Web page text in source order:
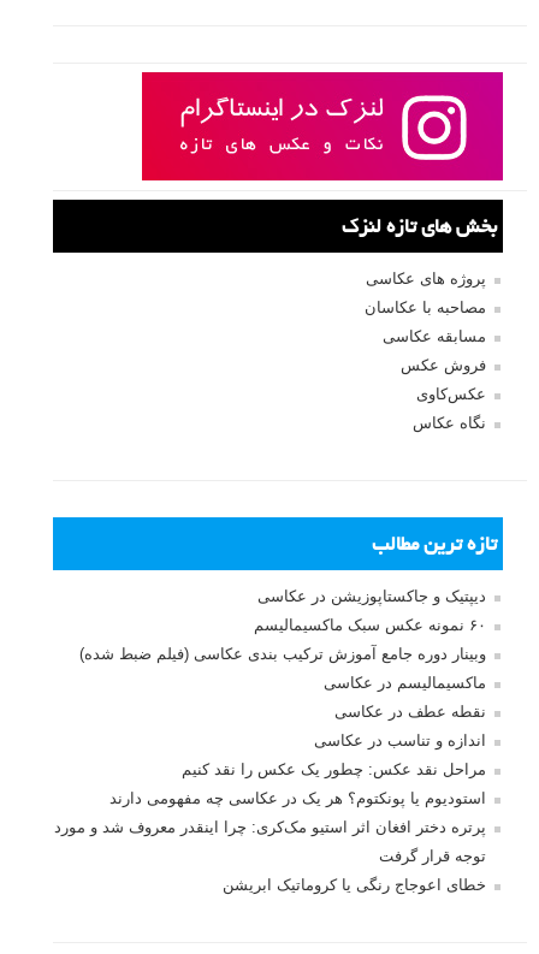
بخش های تازه لنزک
پروژه های عکاسی
مصاحبه با عکاسان
مسابقه عکاسی
فروش عکس
عکس‌کاوی
نگاه عکاس
تازه ترین مطالب
دیپتیک و جاکستا‌پوزیشن در عکاسی
۶۰ نمونه عکس سبک ماکسیمالیسم
وبینار دوره جامع آموزش ترکیب بندی عکاسی (فیلم ضبط شده)
ماکسیمالیسم در عکاسی
نقطه عطف در عکاسی
اندازه و تناسب در عکاسی
مراحل نقد عکس: چطور یک عکس را نقد کنیم
استودیوم یا پونکتوم؟ هر یک در عکاسی چه مفهومی دارند
پرتره دختر افغان اثر استیو مک‌کری: چرا اینقدر معروف شد و مورد
توجه قرار گرفت
خطای اعوجاج رنگی یا کروماتیک ابریشن